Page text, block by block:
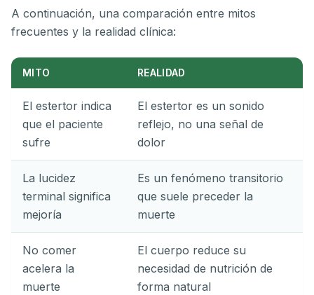
A continuación, una comparación entre mitos
frecuentes y la realidad clínica:
MITO REALIDAD
El estertor indica
que el paciente
sufre
El estertor es un sonido
reflejo, no una señal de
dolor
La lucidez
terminal significa
mejoría
Es un fenómeno transitorio
que suele preceder la
muerte
No comer
acelera la
muerte
El cuerpo reduce su
necesidad de nutrición de
forma natural